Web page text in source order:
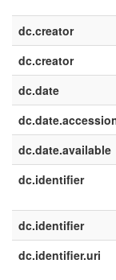
dc.creator
dc.creator
dc.date
dc.date.available
dc.identifier
dc.identifier
dc.identifier.uri